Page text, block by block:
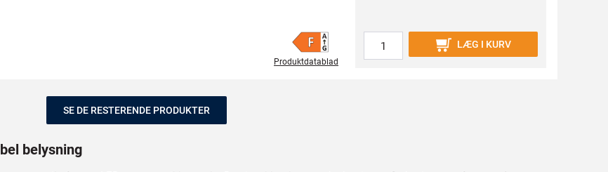
Produktdatablad
LÆG I KURV
SE DE RESTERENDE PRODUKTER
belysning